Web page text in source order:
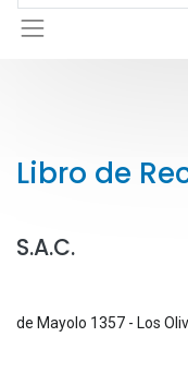
Libro de
S.A.C.
de Mayolo 1357 - Los